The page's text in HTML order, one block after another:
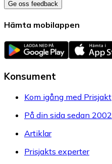
Ge oss feedback
Hämta mobilappen
Konsument
Kom igång med Prisjakt
På din sida sedan 2002
Artiklar
Prisjakts experter